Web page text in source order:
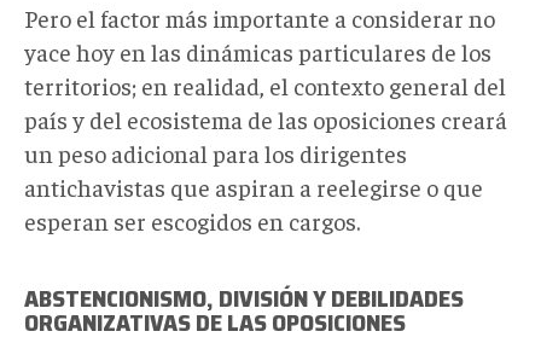
Pero el factor más importante a considerar no
yace hoy en las dinámicas particulares de los
territorios; en realidad, el contexto general del
país y del ecosistema de las oposiciones creará
un peso adicional para los dirigentes
antichavistas que aspiran a reelegirse o que
esperan ser escogidos en cargos.
ABSTENCIONISMO, DIVISIÓN Y DEBILIDADES
ORGANIZATIVAS DE LAS OPOSICIONES